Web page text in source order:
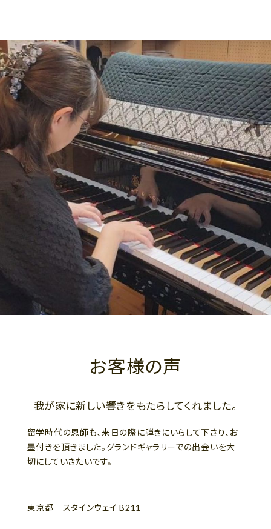
お客様の声
我が家に新しい響きをもたらしてくれました。
留学時代の恩師も、来日の際に弾きにいらして下さり、お
墨付きを頂きました。グランドギャラリーでの出会いを大
切にしていきたいです。
東京都 スタインウェイ B211